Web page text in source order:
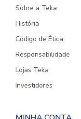
Sobre a Teka
História
Código de Ética
Responsabilidade
Lojas Teka
Investidores